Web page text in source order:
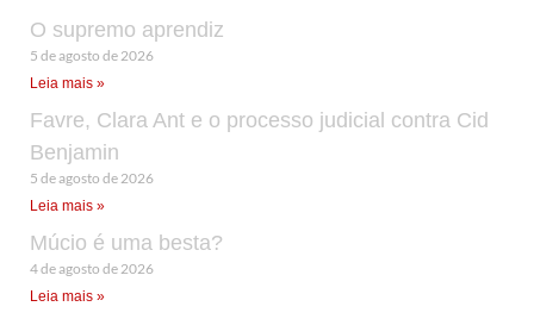
O supremo aprendiz
5 de agosto de 2026
Leia mais »
Favre, Clara Ant e o processo judicial contra Cid
Benjamin
5 de agosto de 2026
Leia mais »
Múcio é uma besta?
4 de agosto de 2026
Leia mais »